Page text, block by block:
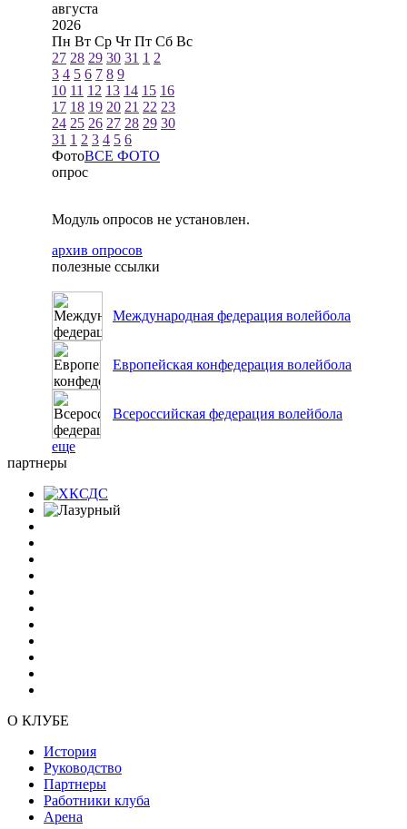
августа
2026
Пн Вт Ср Чт Пт Сб Вс
27 28 29 30 31 1 2
3 4 5 6 7 8 9
10 11 12 13 14 15 16
17 18 19 20 21 22 23
24 25 26 27 28 29 30
31 1 2 3 4 5 6
ФотоВСЕ ФОТО
опрос
Модуль опросов не установлен.
архив опросов
полезные ссылки
Международная федерация волейбола
Европейская конфедерация волейбола
Всероссийская федерация волейбола
еще
партнеры
О КЛУБЕ
История
Руководство
Партнеры
Работники клуба
Арена